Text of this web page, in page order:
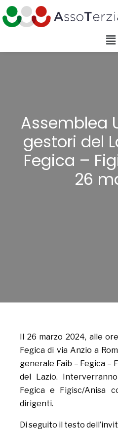
Assemblea
gestori del
Fegica –
26
Il 26 marzo 2024, alle
Fegica di via Anzio a
generale Faib – Fegica –
del Lazio.
Fegica e Figisc/Anisa
dirigenti.
Di seguito il testo